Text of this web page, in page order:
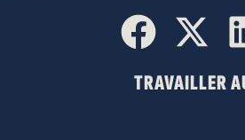
TRAVAILLER